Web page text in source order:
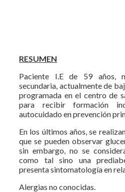
RESUMEN
Paciente I.E de 59 años,
secundaria, actualmente de
programada en el centro de
para recibir formación
autocuidado en prevención
En los últimos años, se
que se pueden observar
sin embargo, no se
como tal sino una
presenta sintomatología en
Alergias no conocidas.